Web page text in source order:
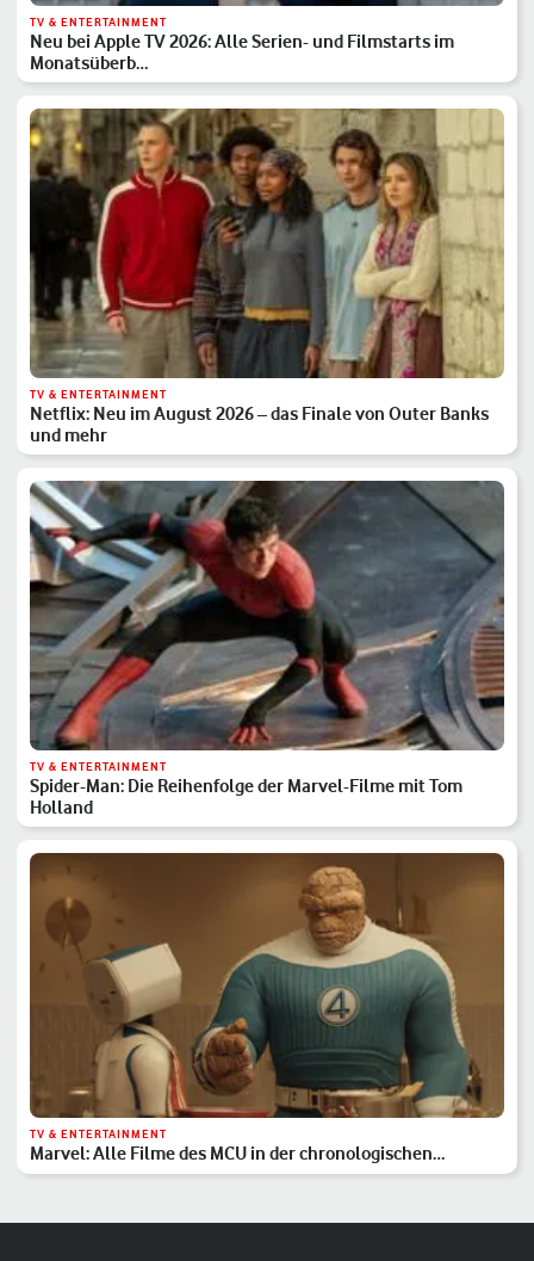
TV & ENTERTAINMENT
Neu bei Apple TV 2026: Alle Serien- und Filmstarts im
Monatsüberb…
TV & ENTERTAINMENT
Netflix: Neu im August 2026 – das Finale von Outer Banks
und mehr
TV & ENTERTAINMENT
Spider-Man: Die Reihenfolge der Marvel-Filme mit Tom
Holland
TV & ENTERTAINMENT
Marvel: Alle Filme des MCU in der chronologischen
Reihenfolge